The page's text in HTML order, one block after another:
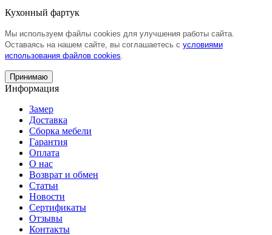
Кухонный фартук
Мы используем файлы cookies для улучшения работы сайта.
Оставаясь на нашем сайте, вы соглашаетесь с условиями
использования файлов cookies
Принимаю
Информация
Замер
Доставка
Сборка мебели
Гарантия
Оплата
О нас
Возврат и обмен
Статьи
Новости
Сертификаты
Отзывы
Контакты